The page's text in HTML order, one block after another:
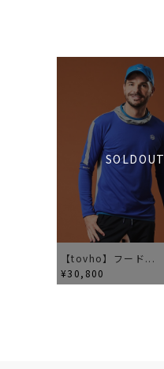
SOLDOUT
【tovho】フード...
¥30,800